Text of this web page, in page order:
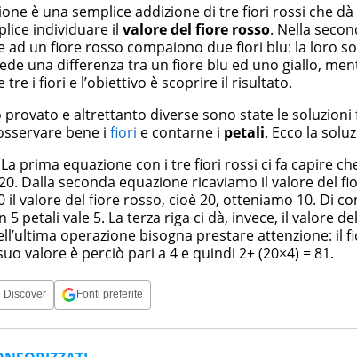
è una semplice addizione di tre fiori rossi che
individuare il valore del fiore rosso. Nella
ad un fiore rosso compaiono due fiori blu: la loro
una differenza tra un fiore blu ed uno giallo,
tre i fiori e l’obiettivo è scoprire il risultato.
provato e altrettanto diverse sono state le soluzioni
bene i fiori e contarne i petali. Ecco la
La prima equazione con i tre fiori rossi ci fa capire
Dalla seconda equazione ricaviamo il valore del
il valore del fiore rosso, cioè 20, otteniamo 10. Di
5 petali vale 5. La terza riga ci dà, invece, il valore
operazione bisogna prestare attenzione: il
valore è perciò pari a 4 e quindi 2+ (20×4) = 81.
Discover Fonti preferite